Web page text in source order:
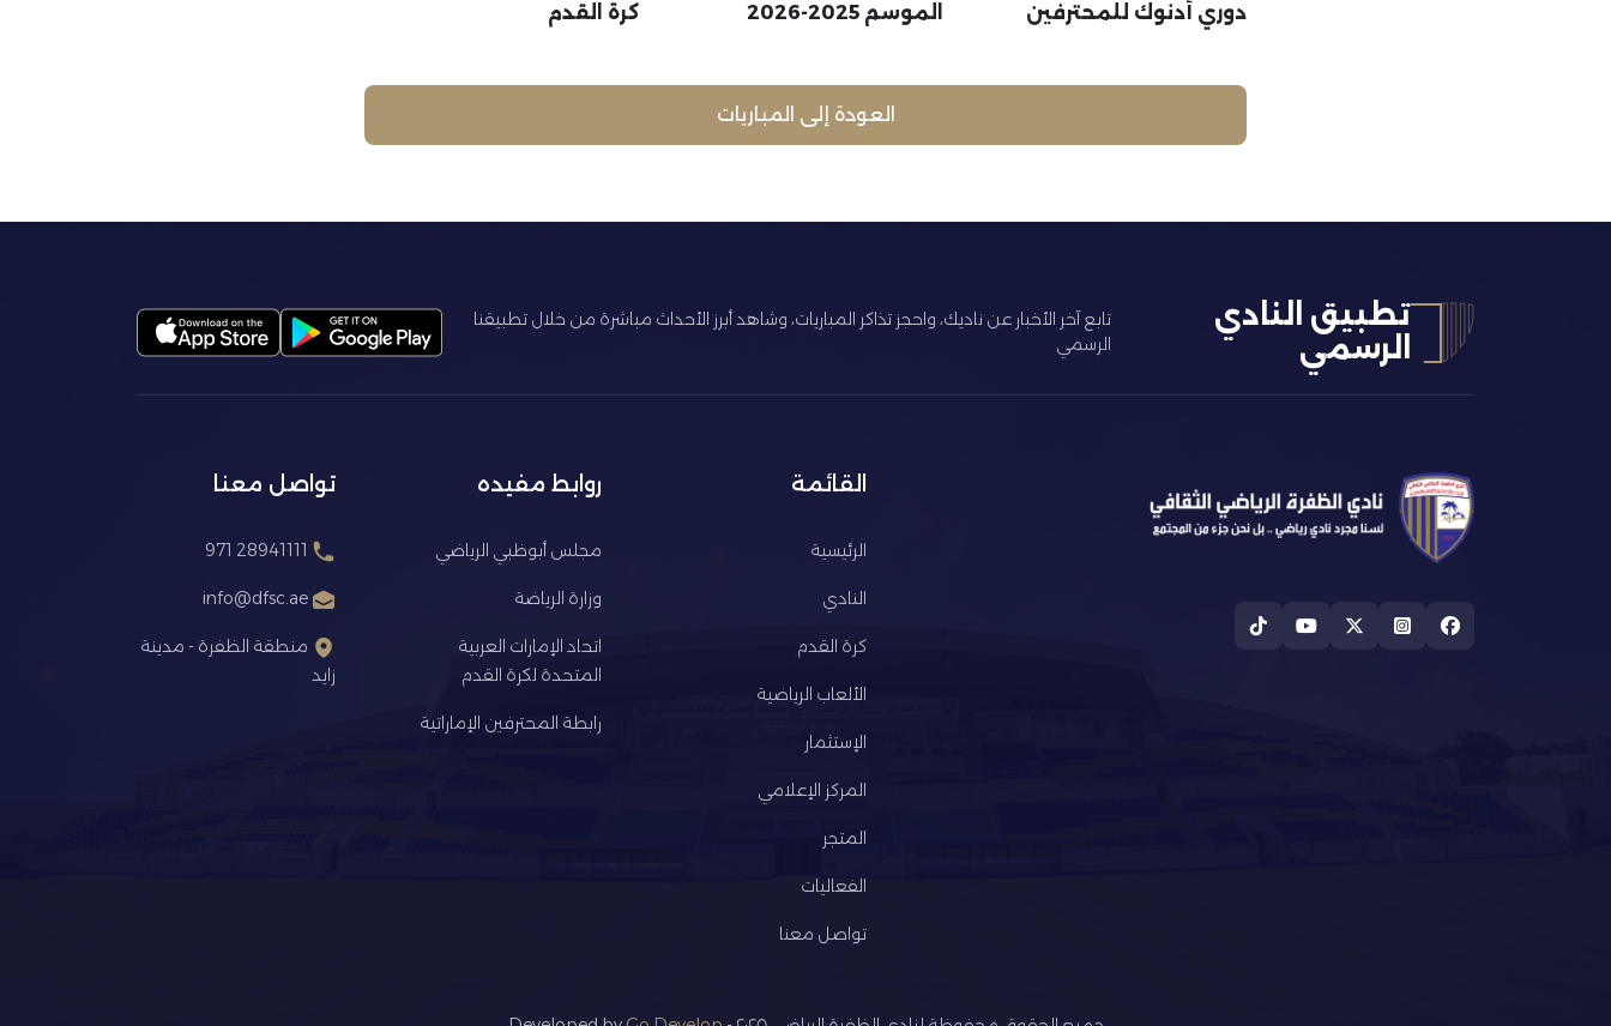
دوري أدنوك للمحترفين
الموسم 2025-2026
كرة القدم
العودة إلى المباريات
تطبيق النادي
الرسمي
تابع آخر الأخبار عن ناديك، واحجز تذاكر المباريات، وشاهد أبرز الأحداث مباشرة من خلال تطبيقنا
الرسمي
القائمة
الرئيسية
النادي
كرة القدم
الألعاب الرياضية
الإستثمار
المركز الإعلامي
المتجر
الفعاليات
تواصل معنا
روابط مفيده
مجلس أبوظبي الرياضي
وزارة الرياضة
اتحاد الإمارات العربية
المتحدة لكرة القدم
رابطة المحترفين الإماراتية
تواصل معنا
28941111 971
info@dfsc.ae
منطقة الظفرة - مدينة
زايد